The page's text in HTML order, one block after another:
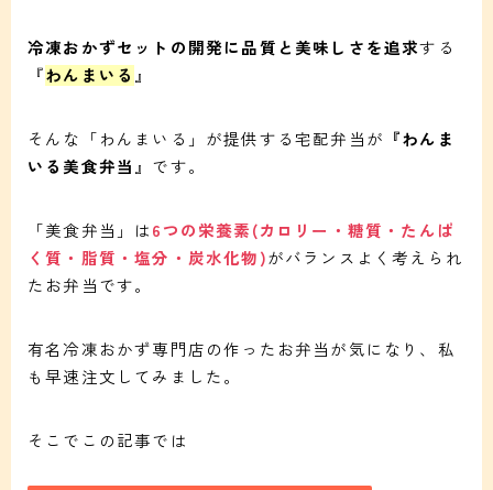
冷凍おかずセットの開発に品質と美味しさを追求する
『わんまいる 』
そんな「わんまいる」が提供する宅配弁当が 『わんま
いる美食弁当 』です。
「美食弁当」は6つの栄養素(カロリー・糖質・たんぱ
く質・脂質・塩分・炭水化物)がバランスよく考えられ
たお弁当です。
有名冷凍おかず専門店の作ったお弁当が気になり、私
も早速注文してみました。
そこでこの記事では